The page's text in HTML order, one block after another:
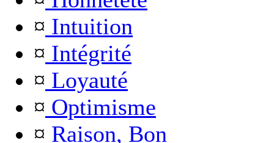
¤ Intuition
¤ Intégrité
¤ Loyauté
¤ Optimisme
¤ Raison, Bon